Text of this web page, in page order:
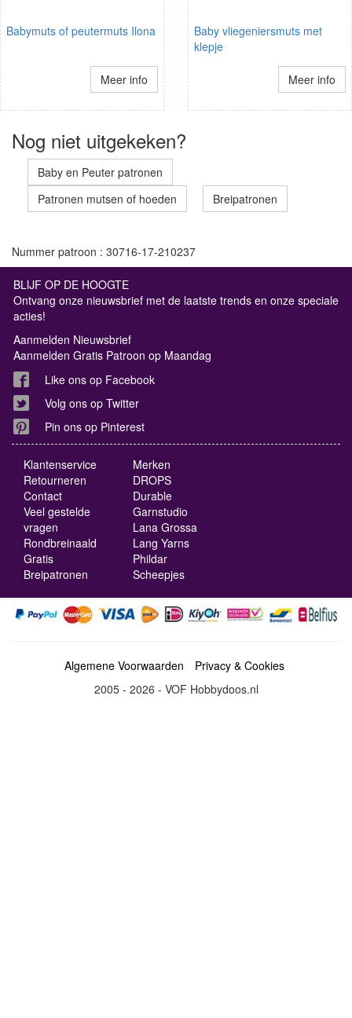
Babymuts of peutermuts Ilona
Meer info
Baby vliegeniersmuts met
klepje
Meer info
Nog niet uitgekeken?
Baby en Peuter patronen
Patronen mutsen of hoeden
Breipatronen
Nummer patroon : 30716-17-210237
BLIJF OP DE HOOGTE
Ontvang onze nieuwsbrief met de laatste trends en onze speciale
acties!
Aanmelden Nieuwsbrief
Aanmelden Gratis Patroon op Maandag
Like ons op Facebook
Volg ons op Twitter
Pin ons op Pinterest
Klantenservice
Retourneren
Contact
Veel gestelde
vragen
Rondbreinaald
Gratis
Breipatronen
Merken
DROPS
Durable
Garnstudio
Lana Grossa
Lang Yarns
Phildar
Scheepjes
Algemene Voorwaarden
Privacy & Cookies
2005 - 2026 - VOF Hobbydoos.nl